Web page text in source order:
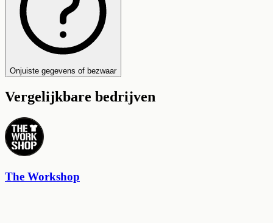
Onjuiste gegevens of bezwaar
Vergelijkbare bedrijven
The Workshop